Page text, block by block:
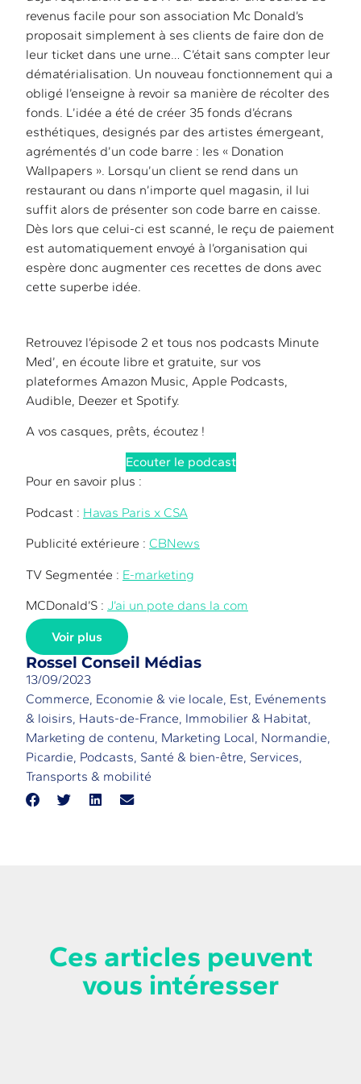
Rossel Conseil Médias
13/09/2023
Commerce, Economie & vie locale, Est, Evénements
& loisirs, Hauts-de-France, Immobilier & Habitat,
Marketing de contenu, Marketing Local, Normandie,
Picardie, Podcasts, Santé & bien-être, Services,
Transports & mobilité
revenus facile pour son association Mc Donald’s
proposait simplement à ses clients de faire don de
leur ticket dans une urne… C’était sans compter leur
dématérialisation. Un nouveau fonctionnement qui a
obligé l’enseigne à revoir sa manière de récolter des
fonds. L’idée a été de créer 35 fonds d’écrans
esthétiques, designés par des artistes émergeant,
agrémentés d’un code barre : les « Donation
Wallpapers ». Lorsqu’un client se rend dans un
restaurant ou dans n’importe quel magasin, il lui
suffit alors de présenter son code barre en caisse.
Dès lors que celui-ci est scanné, le reçu de paiement
est automatiquement envoyé à l’organisation qui
espère donc augmenter ces recettes de dons avec
cette superbe idée.
Retrouvez l’épisode 2 et tous nos podcasts Minute
Med’, en écoute libre et gratuite, sur vos
plateformes Amazon Music, Apple Podcasts,
Audible, Deezer et Spotify.
A vos casques, prêts, écoutez !
Ecouter le podcast
Pour en savoir plus :
Podcast : Havas Paris x CSA
Publicité extérieure : CBNews
TV Segmentée : E-marketing
MCDonald’S : J’ai un pote dans la com
Voir plus
Ces articles peuvent
vous intéresser